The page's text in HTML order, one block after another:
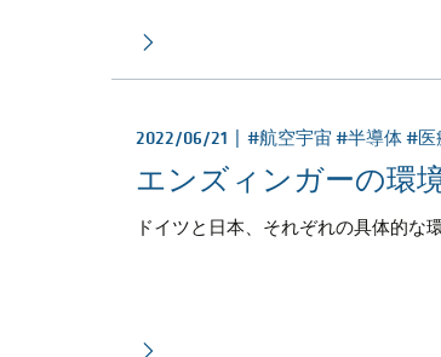
2022/06/21 | #航空宇宙 #半導体 #
エンズィンガーの環
ドイツと日本、それぞれの具体的な